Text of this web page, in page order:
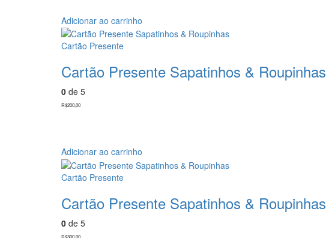
Adicionar ao carrinho
Cartão Presente
Cartão Presente Sapatinhos & Roupinhas
0 de 5
R$200,00
Adicionar ao carrinho
Cartão Presente
Cartão Presente Sapatinhos & Roupinhas
0 de 5
R$300,00